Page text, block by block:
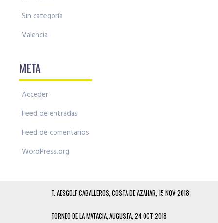
Sin categoría
Valencia
META
Acceder
Feed de entradas
Feed de comentarios
WordPress.org
T. AESGOLF CABALLEROS, COSTA DE AZAHAR, 15 NOV 2018
TORNEO DE LA MATACIA, AUGUSTA, 24 OCT 2018